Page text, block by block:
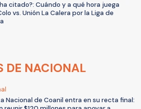
citado?: Cuándo y a qué hora juega
vs. Unión La Calera por la Liga de
DE NACIONAL
Nacional de Coanil entra en su recta final: